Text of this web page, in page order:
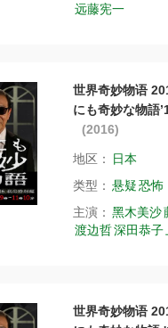
远藤宪一
世界奇妙物语
にも奇妙な物語
(2016)
地区：
日本
类型： 悬疑恐怖
主演： 黑木美沙
渡边哲深田恭子
世界奇妙物语